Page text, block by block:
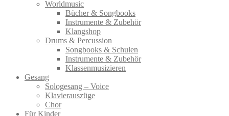
Worldmusic
Bücher & Songbooks
Instrumente & Zubehör
Klangshop
Drums & Percussion
Songbooks & Schulen
Instrumente & Zubehör
Klassenmusizieren
Gesang
Sologesang – Voice
Klavierauszüge
Chor
Für Kinder